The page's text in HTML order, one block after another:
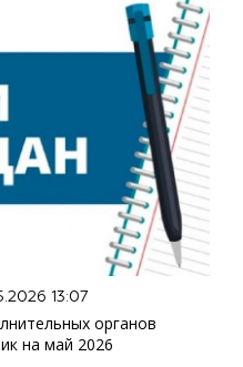
13:07
органов
на май 2026